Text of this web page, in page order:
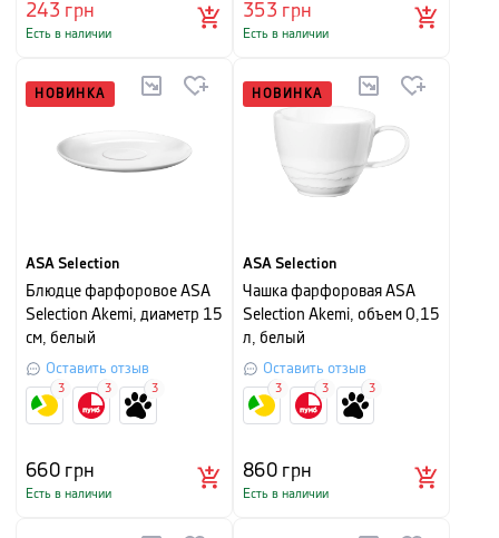
243 грн
Есть в наличии
353 грн
Есть в наличии
НОВИНКА
ASA Selection
Блюдце фарфоровое ASA
Selection Akemi, диаметр 15
см, белый
Оставить отзыв
660грн
Есть в наличии
3 3 3
НОВИНКА
ASA Selection
Чашка фарфоровая ASA
Selection Akemi, объем 0,15
л, белый
Оставить отзыв
860грн
Есть в наличии
3 3 3